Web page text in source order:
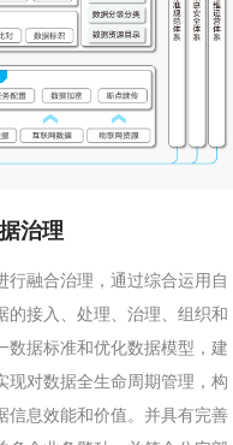
治理
行融合治理，通过综合运用自
的接入、处理、治理、组织和
数据标准和优化数据模型，建
现对数据全生命周期管理，构
信息效能和价值。并具有完善